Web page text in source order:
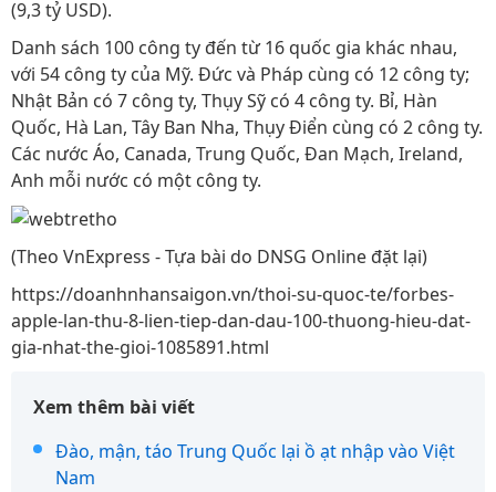
(9,3 tỷ USD).
Danh sách 100 công ty đến từ 16 quốc gia khác nhau,
với 54 công ty của Mỹ. Đức và Pháp cùng có 12 công ty;
Nhật Bản có 7 công ty, Thụy Sỹ có 4 công ty. Bỉ, Hàn
Quốc, Hà Lan, Tây Ban Nha, Thụy Điển cùng có 2 công ty.
Các nước Áo, Canada, Trung Quốc, Đan Mạch, Ireland,
Anh mỗi nước có một công ty.
(Theo VnExpress - Tựa bài do DNSG Online đặt lại)
https://doanhnhansaigon.vn/thoi-su-quoc-te/forbes-
apple-lan-thu-8-lien-tiep-dan-dau-100-thuong-hieu-dat-
gia-nhat-the-gioi-1085891.html
Xem thêm bài viết
Đào, mận, táo Trung Quốc lại ồ ạt nhập vào Việt
Nam